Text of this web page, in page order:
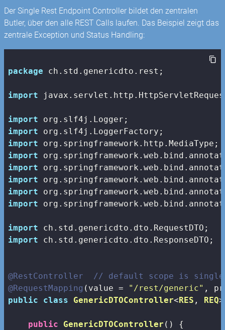
Der Single Rest Endpoint Controller bildet den zentralen
Butler, über den alle REST Calls laufen. Das Beispiel zeigt das
zentrale Exception und Status Handling:
package ch.std.genericdto.rest;
import
import
import
import
import
import
import
import
import
import
import ch.std.genericdto.dto.ResponseDTO;
@RestController
// default scope is
@RequestMapping (value = "/rest/generic"
public
class GenericDTOController<RES , REQ
public GenericDTOController ()
{